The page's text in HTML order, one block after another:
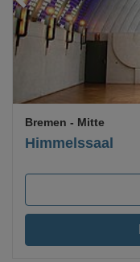
Himmelssaal
Bremen - Mitte